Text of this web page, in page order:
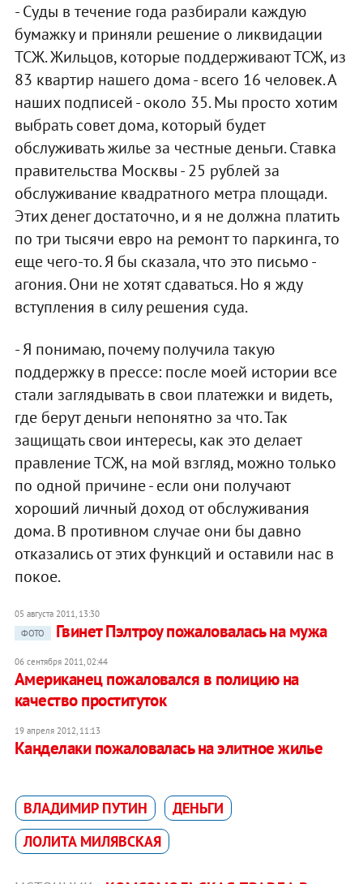
- Суды в течение года разбирали каждую
бумажку и приняли решение о ликвидации
ТСЖ. Жильцов, которые поддерживают ТСЖ, из
83 квартир нашего дома - всего 16 человек. А
наших подписей - около 35. Мы просто хотим
выбрать совет дома, который будет
обслуживать жилье за честные деньги. Ставка
правительства Москвы - 25 рублей за
обслуживание квадратного метра площади.
Этих денег достаточно, и я не должна платить
по три тысячи евро на ремонт то паркинга, то
еще чего-то. Я бы сказала, что это письмо -
агония. Они не хотят сдаваться. Но я жду
вступления в силу решения суда.
- Я понимаю, почему получила такую
поддержку в прессе: после моей истории все
стали заглядывать в свои платежки и видеть,
где берут деньги непонятно за что. Так
защищать свои интересы, как это делает
правление ТСЖ, на мой взгляд, можно только
по одной причине - если они получают
хороший личный доход от обслуживания
дома. В противном случае они бы давно
отказались от этих функций и оставили нас в
покое.
05 августа 2011, 13:30
ФОТО
Гвинет Пэлтроу пожаловалась на мужа
06 сентября 2011, 02:44
Американец пожаловался в полицию на
качество проституток
19 апреля 2012, 11:13
Канделаки пожаловалась на элитное жилье
ВЛАДИМИР ПУТИН
ДЕНЬГИ
ЛОЛИТА МИЛЯВСКАЯ